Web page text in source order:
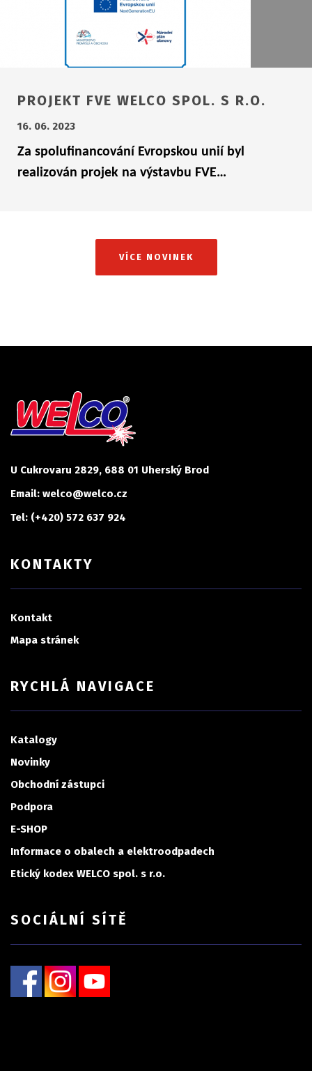
PROJEKT FVE WELCO SPOL. S R.O.
16. 06. 2023
Za spolufinancování Evropskou unií byl
realizován projek na výstavbu FVE…
VÍCE NOVINEK
U Cukrovaru 2829, 688 01 Uherský Brod
Email: welco@welco.cz
Tel: (+420) 572 637 924
KONTAKTY
Kontakt
Mapa stránek
RYCHLÁ NAVIGACE
Katalogy
Novinky
Obchodní zástupci
Podpora
E-SHOP
Informace o obalech a elektroodpadech
Etický kodex WELCO spol. s r.o.
SOCIÁLNÍ SÍTĚ